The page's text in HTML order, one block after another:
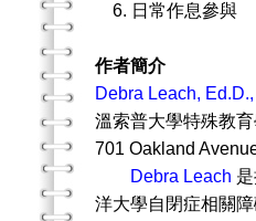
6. 日常作息參與
作者簡介
Debra Leach,
溫索普大學特殊教
701 Oakland
Debra Leach
洋大學自閉症相關